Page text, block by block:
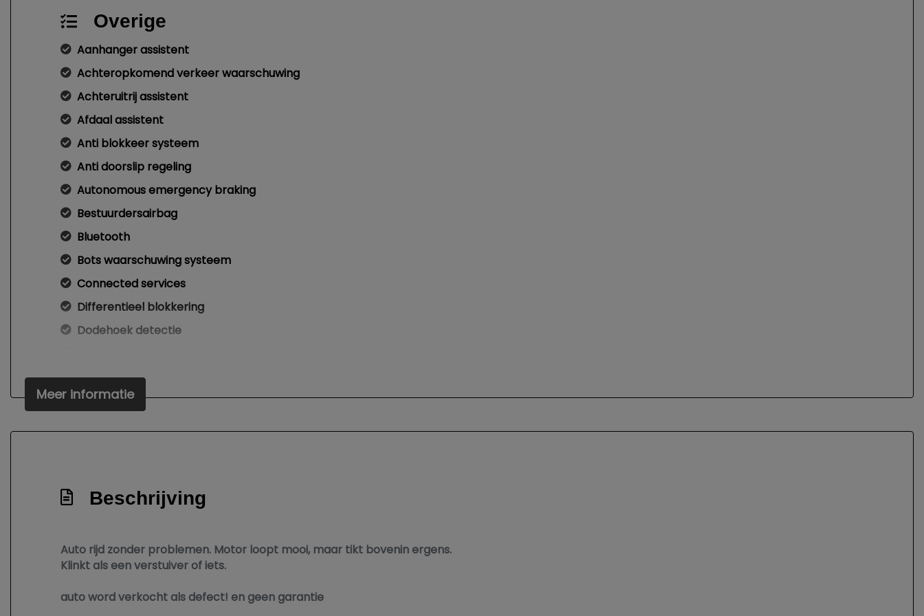
Overige
Aanhanger assistent
Achteropkomend verkeer waarschuwing
Achteruitrij assistent
Afdaal assistent
Anti blokkeer systeem
Anti doorslip regeling
Autonomous emergency braking
Bestuurdersairbag
Bluetooth
Bots waarschuwing systeem
Connected services
Differentieel blokkering
Dodehoek detectie
Elektrisch variabele schokdemperafstelling
Elektronisch stabiliteits programma
Laser led koplampen
Luchtvering en automatische niveauregeling
Matrix led koplampen
Meer informatie
Beschrijving
Auto rijd zonder problemen. Motor loopt mooi, maar tikt bovenin ergens.
Klinkt als een verstuiver of iets.
auto word verkocht als defect! en geen garantie